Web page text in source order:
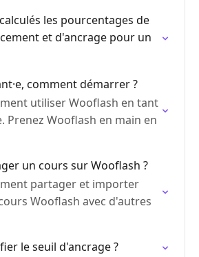
les pourcentages de
et d'ancrage pour un
comment démarrer ?
utiliser Wooflash en tant
Prenez Wooflash en main en
un cours sur Wooflash ?
partager et importer
Wooflash avec d'autres
le seuil d'ancrage ?